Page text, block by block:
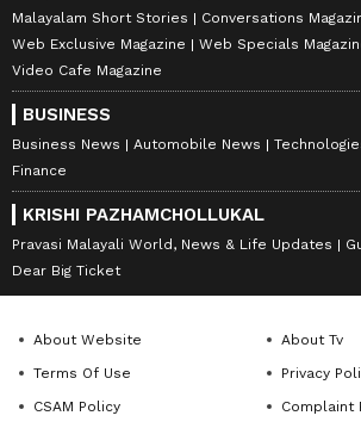
Malayalam Short Stories
Conversations
Web Exclusive Magazine
Web Specials
Video Cafe Magazine
BUSINESS
Business News Automobile News
Finance
KRISHI PAZHAMCHOLLUKAL
Pravasi Malayali World, News & Life Updates
Dear Big Ticket
About Website
About Tv
Terms Of Use
Privacy
CSAM Policy
Complaint